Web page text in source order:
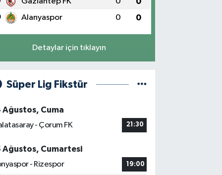
Alanyaspor 0 0
Detaylar için tıklayın
Süper Lig Fikstür
Ağustos, Cuma
- Çorum FK
21:30
Ağustos, Cumartesi
- Rizespor
19:00